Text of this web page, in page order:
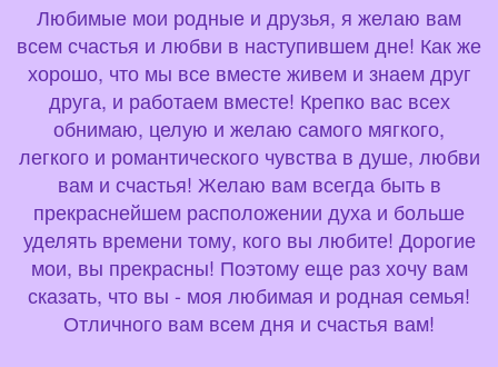
Любимые мои родные и друзья, я желаю вам
всем счастья и любви в наступившем дне! Как же
хорошо, что мы все вместе живем и знаем друг
друга, и работаем вместе! Крепко вас всех
обнимаю, целую и желаю самого мягкого,
легкого и романтического чувства в душе, любви
вам и счастья! Желаю вам всегда быть в
прекраснейшем расположении духа и больше
уделять времени тому, кого вы любите! Дорогие
мои, вы прекрасны! Поэтому еще раз хочу вам
сказать, что вы - моя любимая и родная семья!
Отличного вам всем дня и счастья вам!